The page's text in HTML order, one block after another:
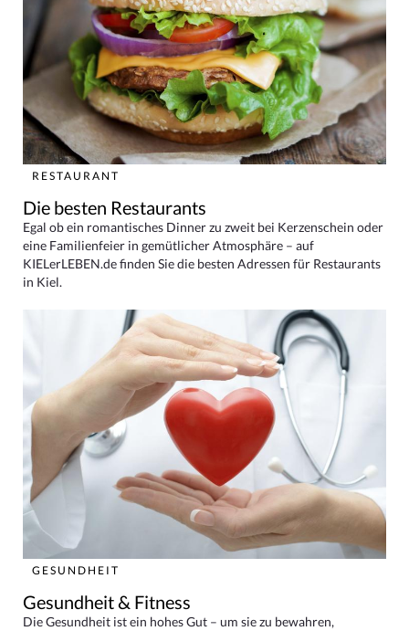
RESTAURANT
Die besten Restaurants
Egal ob ein romantisches Dinner zu zweit bei Kerzenschein oder
eine Familienfeier in gemütlicher Atmosphäre – auf
KIELerLEBEN.de finden Sie die besten Adressen für Restaurants
in Kiel.
GESUNDHEIT
Gesundheit & Fitness
Die Gesundheit ist ein hohes Gut – um sie zu bewahren,